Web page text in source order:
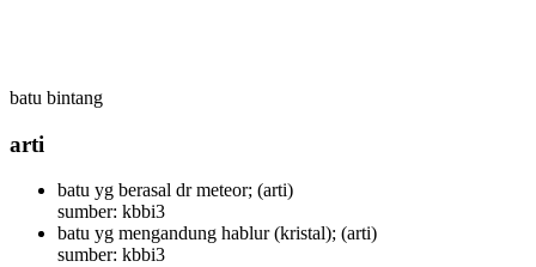
batu bintang
arti
batu yg berasal dr meteor; (arti)
sumber: kbbi3
batu yg mengandung hablur (kristal); (arti)
sumber: kbbi3